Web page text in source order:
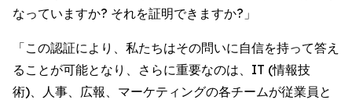
なっていますか? それを証明できますか?」
「この認証により、私たちはその問いに自信を持って答え
ることが可能となり、さらに重要なのは、IT (情報技
術)、人事、広報、マーケティングの各チームが従業員と